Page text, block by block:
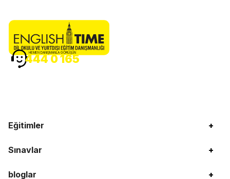
Eğitimler +
Sınavlar +
bloglar +
HEMEN DANIŞMANLA GÖRÜŞÜN
444 0 165